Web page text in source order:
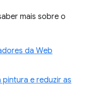
mais sobre o
da Web
e reduzir as